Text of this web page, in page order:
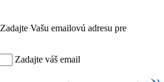
Zadajte Vašu emailovú adresu pre
Zadajte váš email